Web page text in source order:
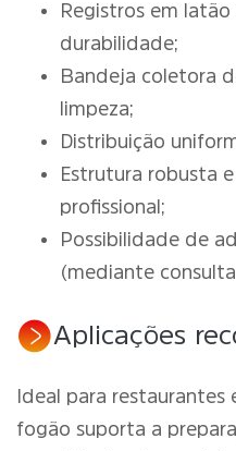
Registros em
durabilidade;
Bandeja coletora
limpeza;
Distribuição
Estrutura robusta
profissional;
Possibilidade de
(mediante
Aplicações
Ideal para restaurantes
fogão suporta a